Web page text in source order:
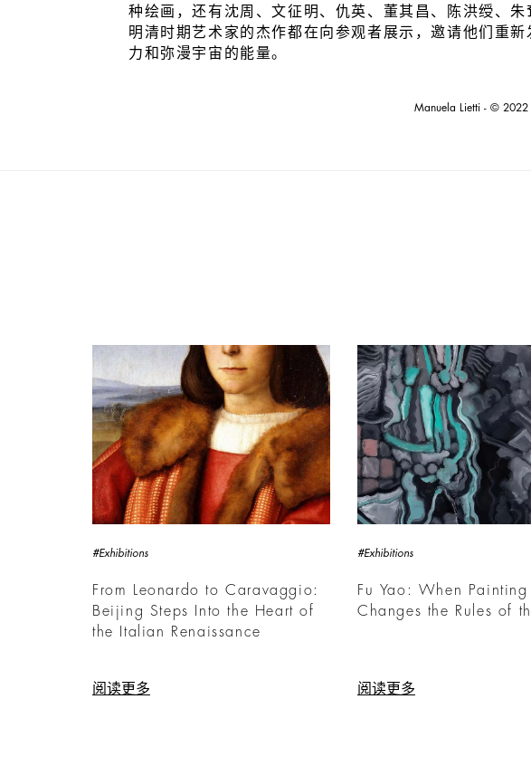
种绘画，还有沈周、文征明、仇英、董其昌、陈洪绶、朱
明清时期艺术家的杰作都在向参观者展示，邀请他们重新
力和弥漫宇宙的能量。
Manuela Lietti - © 2022
#Exhibitions
From Leonardo to Caravaggio:
Beijing Steps Into the Heart of
the Italian Renaissance
阅读更多
#Exhibitions
Fu Yao: When Painting
Changes the Rules of
阅读更多